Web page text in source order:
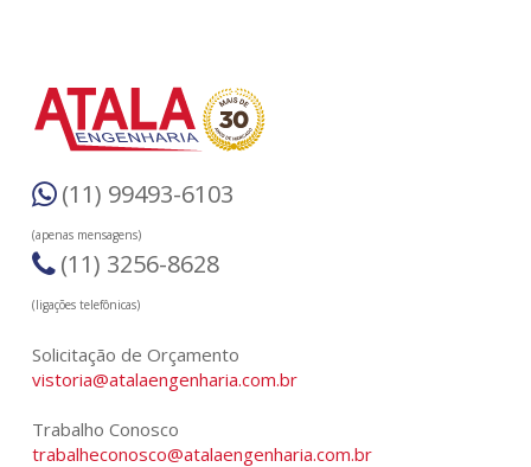
(11) 99493-6103
(apenas mensagens)
(11) 3256-8628
(ligações telefônicas)
Solicitação de Orçamento
vistoria@atalaengenharia.com.br
Trabalho Conosco
trabalheconosco@atalaengenharia.com.br